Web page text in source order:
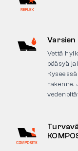
Vettä
pääsyä
rakenne.